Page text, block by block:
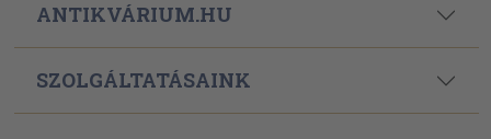
ANTIKVÁRIUM.HU
SZOLGÁLTATÁSAINK